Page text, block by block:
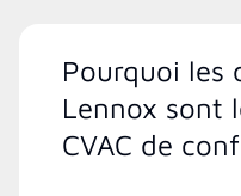
Pourquoi les
Lennox sont
CVAC de